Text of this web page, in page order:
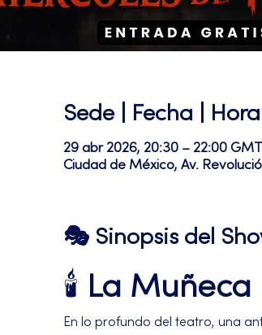
Sede | Fecha |
29 abr 2026, 20:30 – 22:00
Ciudad de México, Av.
🎭 Sinopsis del
🕯️ La Muñeca
En lo profundo del teatro, una